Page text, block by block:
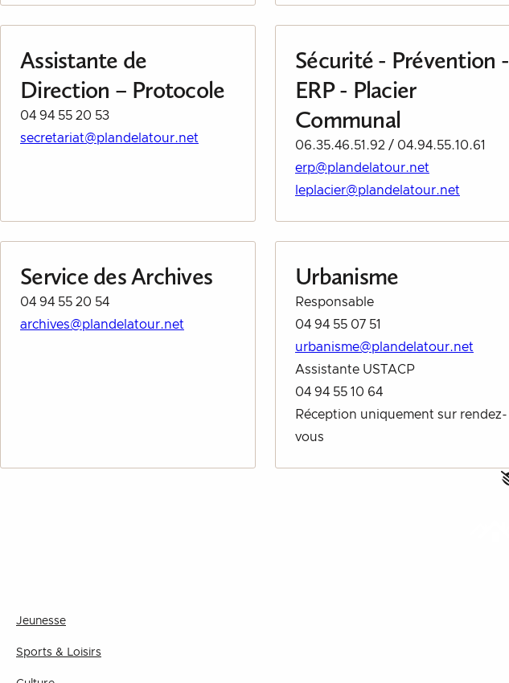
Assistante de
Direction – Protocole
04 94 55 20 53
secretariat@plandelatour.net
Sécurité - Prévention -
ERP - Placier
Communal
06.35.46.51.92 / 04.94.55.10.61
erp@plandelatour.net
leplacier@plandelatour.net
Service des Archives
04 94 55 20 54
archives@plandelatour.net
Urbanisme
Responsable
04 94 55 07 51
urbanisme@plandelatour.net
Assistante USTACP
04 94 55 10 64
Réception uniquement sur rendez-
vous
Jeunesse
Sports & Loisirs